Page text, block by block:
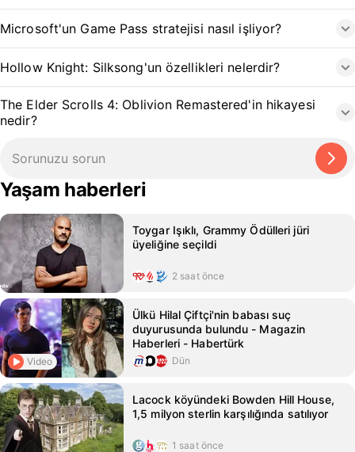
Microsoft'un Game Pass stratejisi nasıl işliyor?
Hollow Knight: Silksong'un özellikleri nelerdir?
The Elder Scrolls 4: Oblivion Remastered'in hikayesi
nedir?
Yaşam haberleri
Toygar Işıklı, Grammy Ödülleri jüri
üyeliğine seçildi
2 saat önce
Video
Ülkü Hilal Çiftçi'nin babası suç
duyurusunda bulundu - Magazin
Haberleri - Habertürk
Dün
Lacock köyündeki Bowden Hill House,
1,5 milyon sterlin karşılığında satılıyor
1 saat önce